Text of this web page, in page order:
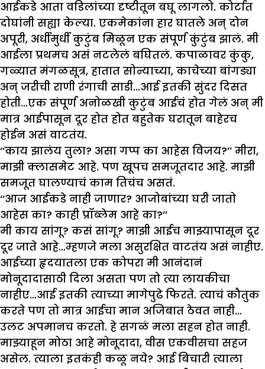
आईकडे आता वडिलांच्या दृष्टीतून बघू लागलो. कोर्टात
दोघांनी सह्या केल्या. एकमेकांना हार घातले अन् दोन
अपूरी, अर्धीमुर्धी कुटुंब मिळून एक संपूर्ण कुंटुंब झालं. मी
आईला प्रथमच असं नटलेलं बघितलं. कपाळावर कुंकु,
गळ्यात मंगळसूत्र, हातात सोन्याच्या, काचेच्या बांगड्या
अन् जरीची राणी रंगाची साडी…आई इतकी सुंदर दिसत
होती…एक संपूर्ण अनोळखी कुटुंब आईचं होत गेलं अन् मी
मात्र आईपासून दूर होत होत बहुतेक घरातून बाहेरच
होईन असं वाटतंय.
‘‘काय झालंय तुला? असा गप्प का आहेस विजय?’’ मीरा,
माझी क्लासमेट आहे. पण खूपच समजूतदार आहे. माझी
समजूत घालण्याचं काम तिचंच असतं.
‘‘आज आईकडे नाही जाणार? आजोबांच्या घरी जातो
आहेस का? काही प्रॉब्लेम आहे का?’’
मी काय सांगू? कसं सांगू? माझी आईच माझ्यापासून दूर
दूर जाते आहे…म्हणजे मला असुरक्षित वाटतंय असं नाहीए.
आईच्या हृदयातला एक कोपरा मी आनंदानं
मोनूदादासाठी दिला असता पण तो त्या लायकीचा
नाहीए…आई इतकी त्याच्या मागेपुढे फिरते. त्याचं कौतुक
करते पण तो मात्र आईचा मान अजिबात ठेवत नाही…
उलट अपमानच करतो. हे सगळं मला सहन होत नाही.
माझ्याहून मोठा आहे मोनूदादा, वीस एकवीसचा सहज
असेल. त्याला इतकंही कळू नये? आई बिचारी त्याला